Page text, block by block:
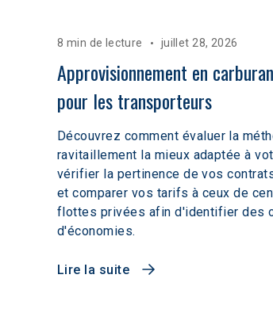
8 min de lecture juillet 28, 2026
Approvisionnement en
pour les transporteurs
Découvrez comment évaluer la
ravitaillement la mieux adaptée à
vérifier la pertinence de vos
et comparer vos tarifs à ceux de
flottes privées afin d'identifier des
d'économies.
Lire la suite